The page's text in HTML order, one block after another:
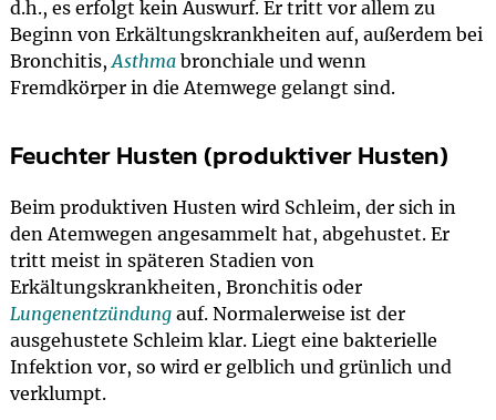
d.h., es erfolgt kein Auswurf. Er tritt vor allem zu
Beginn von Erkältungskrankheiten auf, außerdem bei
Bronchitis,Asthmabronchiale und wenn
Fremdkörper in die Atemwege gelangt sind.
Feuchter Husten (produktiver Husten)
Beim produktiven Husten wird Schleim, der sich in
den Atemwegen angesammelt hat, abgehustet. Er
tritt meist in späteren Stadien von
Erkältungskrankheiten, Bronchitis oder
Lungenentzündungauf. Normalerweise ist der
ausgehustete Schleim klar. Liegt eine bakterielle
Infektion vor, so wird er gelblich und grünlich und
verklumpt.